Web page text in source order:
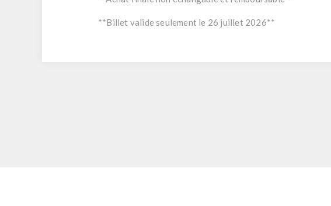
**Billet valide seulement le 26 juillet 2026**